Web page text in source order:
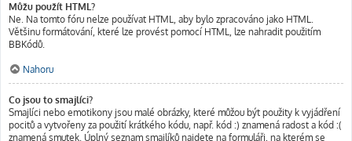
Můžu použít HTML?
Ne. Na tomto fóru nelze používat HTML, aby bylo zpracováno jako HTML.
Většinu formátování, které lze provést pomocí HTML, lze nahradit použitím
BBKódů.
Nahoru
Co jsou to smajlíci?
Smajlíci nebo emotikony jsou malé obrázky, které můžou být použity k vyjádření
pocitů a vytvořeny za použití krátkého kódu, např. kód :) znamená radost a kód :(
znamená smutek. Úplný seznam smajlíků najdete na formuláři, na kterém se